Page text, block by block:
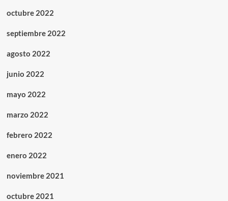
octubre 2022
septiembre 2022
agosto 2022
junio 2022
mayo 2022
marzo 2022
febrero 2022
enero 2022
noviembre 2021
octubre 2021